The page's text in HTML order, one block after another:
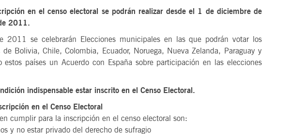
en el censo electoral se podrán realizar desde el 1 de diciembre de
2011.
se celebrarán Elecciones municipales en las que podrán votar los
de Bolivia, Chile, Colombia, Ecuador, Noruega, Nueva Zelanda, Paraguay y
países un Acuerdo con España sobre participación en las elecciones
indispensable estar inscrito en el Censo Electoral.
en el Censo Electoral
cumplir para la inscripción en el censo electoral son:
y no estar privado del derecho de sufragio